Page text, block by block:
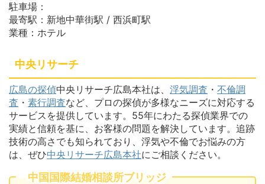
駐車場：
最寄駅：新地中華街駅 / 西浜町駅
業種：ホテル
中央リサーチ
広島の探偵中央リサーチ広島本社は、 浮気調査 ・ 不倫調
査 ・ 素行調査など、プロの探偵が多様なニーズに対応する
サービスを提供しています。55年にわたる探偵業界での
実績と信頼を基に、お客様の問題を解決しています。追跡
技術の高さでも知られており、浮気や不倫でお悩みの方
は、ぜひ中央リサーチ広島本社にご相談ください。
中国国際結婚相談所ブリッジ